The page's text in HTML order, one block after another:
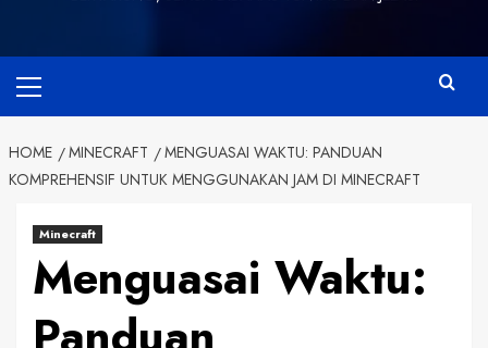
Menu
HOME MINECRAFT
MENGUASAI WAKTU: PANDUAN
KOMPREHENSIF UNTUK MENGGUNAKAN JAM DI MINECRAFT
Minecraft
Menguasai Waktu: